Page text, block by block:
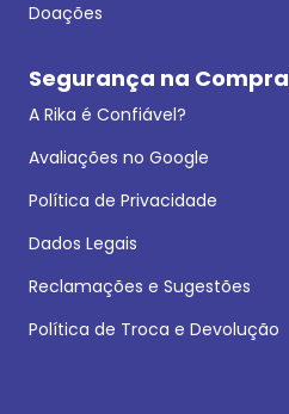
Doações
Segurança na Compra
A Rika é Confiável?
Avaliações no Google
Política de Privacidade
Dados Legais
Reclamações e Sugestões
Política de Troca e Devolução